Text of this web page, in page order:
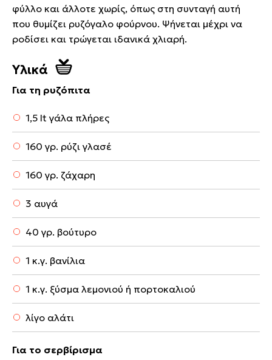
φύλλο και άλλοτε χωρίς, όπως στη συνταγή αυτή
που θυμίζει ρυζόγαλο φούρνου. Ψήνεται μέχρι να
ροδίσει και τρώγεται ιδανικά χλιαρή.
Υλικά
Για τη ρυζόπιτα
1,5 lt γάλα πλήρες
160 γρ. ρύζι γλασέ
160 γρ. ζάχαρη
3 αυγά
40 γρ. βούτυρο
1 κ.γ. βανίλια
1 κ.γ. ξύσμα λεμονιού ή πορτοκαλιού
λίγο αλάτι
Για το σερβίρισμα